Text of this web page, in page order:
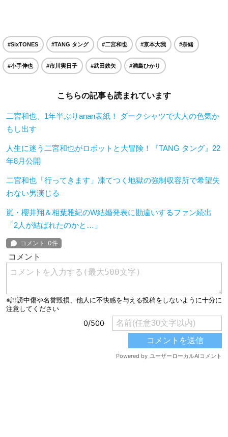
#SixTONES #TANG タング #二宮和也 #京本大我 #奈緒
#小手伸也 #市川実日子 #武田鉄矢 #満島ひかり
こちらの記事も読まれています
二宮和也、1年半ぶりanan表紙！ ダークシャツで大人の色気か
もし出す
人生に迷う二宮和也がロボットと大冒険！『TANG タング』22
年8月公開
二宮和也「行ってきます」凍てつく地獄の強制収容所で希望失
わない男演じる
嵐・櫻井翔＆相葉雅紀のW結婚発表に勘違いするファン続出
「2人が結ばれたのかと…」